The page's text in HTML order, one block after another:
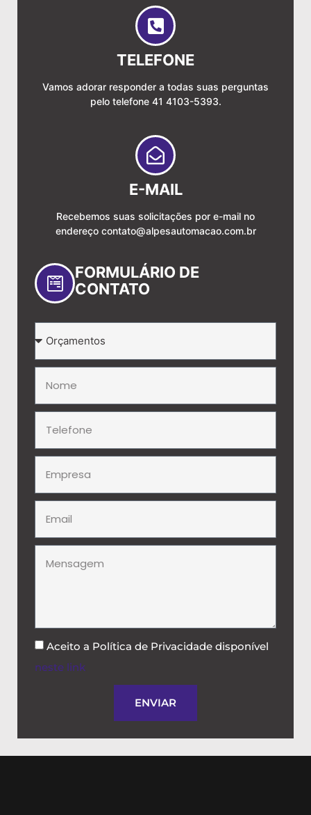
TELEFONE
Vamos adorar responder a todas suas perguntas
pelo telefone 41 4103-5393.
E-MAIL
Recebemos suas solicitações por e-mail no
endereço contato@alpesautomacao.com.br
FORMULÁRIO DE
CONTATO
Aceito a Política de Privacidade disponível
neste link
ENVIAR